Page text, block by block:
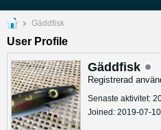
Gäddfisk
User Profile
Gäddfisk
Registrerad
Senaste aktivitet:
Joined: 2019-07-10